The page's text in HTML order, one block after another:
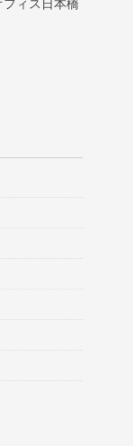
ィス日本橋